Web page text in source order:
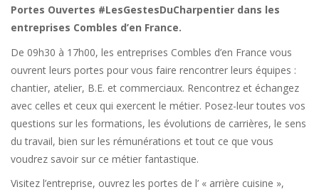
Portes Ouvertes #LesGestesDuCharpentier dans les
entreprises Combles d’en France.
De 09h30 à 17h00, les entreprises Combles d’en France vous
ouvrent leurs portes pour vous faire rencontrer leurs équipes :
chantier, atelier, B.E. et commerciaux. Rencontrez et échangez
avec celles et ceux qui exercent le métier. Posez-leur toutes vos
questions sur les formations, les évolutions de carrières, le sens
du travail, bien sur les rémunérations et tout ce que vous
voudrez savoir sur ce métier fantastique.
Visitez l’entreprise, ouvrez les portes de l’ « arrière cuisine »,